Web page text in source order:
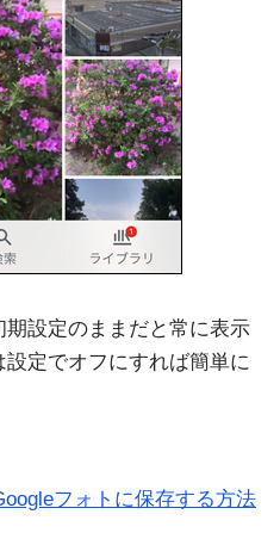
期設定のままだと常に表示
定でオフにすれば簡単に
フォトに保存する方法